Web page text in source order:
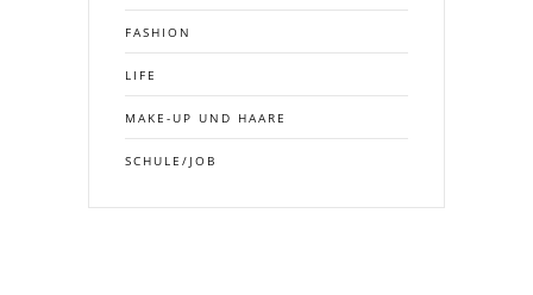
FASHION
LIFE
MAKE-UP UND HAARE
SCHULE/JOB